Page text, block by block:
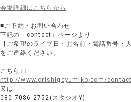
会場詳細はこちらから
■ご予約・お問い合わせ
下記の「contact」ページより
【ご希望のライブ日・お名前・電話番号・
をご連絡ください。
こちら↓↓
http://www.orishigeyumiko.com/
又は
080-7086-2752(スタジオY)